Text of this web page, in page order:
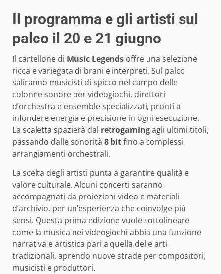
Il programma e gli artisti sul
palco il 20 e 21 giugno
Il cartellone di Music Legends offre una selezione
ricca e variegata di brani e interpreti. Sul palco
saliranno musicisti di spicco nel campo delle
colonne sonore per videogiochi, direttori
d’orchestra e ensemble specializzati, pronti a
infondere energia e precisione in ogni esecuzione.
La scaletta spazierà dal retrogamingagli ultimi titoli,
passando dalle sonorità 8 bitfino a complessi
arrangiamenti orchestrali.
La scelta degli artisti punta a garantire qualità e
valore culturale. Alcuni concerti saranno
accompagnati da proiezioni video e materiali
d’archivio, per un’esperienza che coinvolge più
sensi. Questa prima edizione vuole sottolineare
come la musica nei videogiochi abbia una funzione
narrativa e artistica pari a quella delle arti
tradizionali, aprendo nuove strade per compositori,
musicisti e produttori.